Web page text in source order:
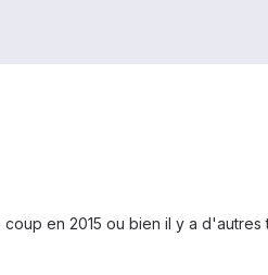
en 2015 ou bien il y a